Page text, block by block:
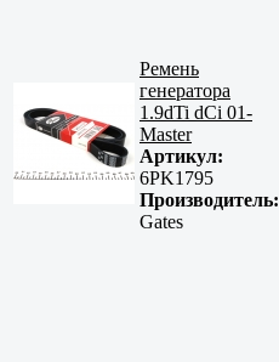
Ремень
генератора
1.9dTi dCi 01-
Master
Артикул:
6PK1795
Производитель:
Gates